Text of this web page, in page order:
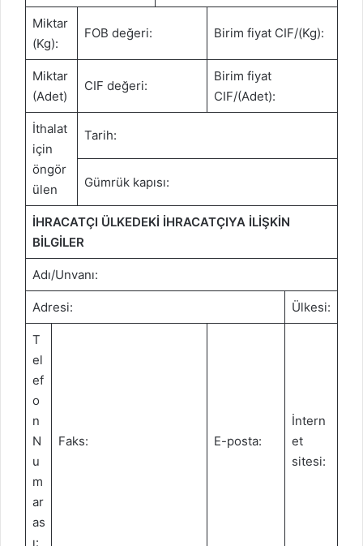
Miktar
(Kg):
FOB değeri: Birim fiyat CIF/(Kg):
Miktar
(Adet)
CIF değeri:
Birim fiyat
CIF/(Adet):
İthalat
için
öngör
ülen
Tarih:
Gümrük kapısı:
İHRACATÇI ÜLKEDEKİ İHRACATÇIYA İLİŞKİN
BİLGİLER
Adı/Unvanı:
Adresi: Ülkesi:
T
el
ef
o
n
N
u
m
ar
as
ı:
Faks: E-posta:
İntern
et
sitesi: